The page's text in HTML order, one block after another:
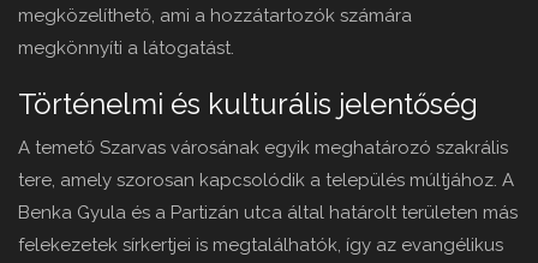
megközelíthető, ami a hozzátartozók számára
megkönnyíti a látogatást.
Történelmi és kulturális jelentőség
A temető Szarvas városának egyik meghatározó szakrális
tere, amely szorosan kapcsolódik a település múltjához. A
Benka Gyula és a Partizán utca által határolt területen más
felekezetek sírkertjei is megtalálhatók, így az evangélikus